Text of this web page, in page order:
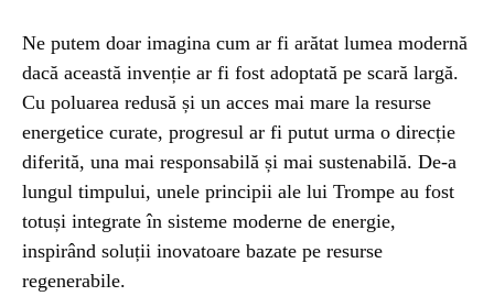
Ne putem doar imagina cum ar fi arătat lumea modernă
dacă această invenție ar fi fost adoptată pe scară largă.
Cu poluarea redusă și un acces mai mare la resurse
energetice curate, progresul ar fi putut urma o direcție
diferită, una mai responsabilă și mai sustenabilă. De-a
lungul timpului, unele principii ale lui Trompe au fost
totuși integrate în sisteme moderne de energie,
inspirând soluții inovatoare bazate pe resurse
regenerabile.